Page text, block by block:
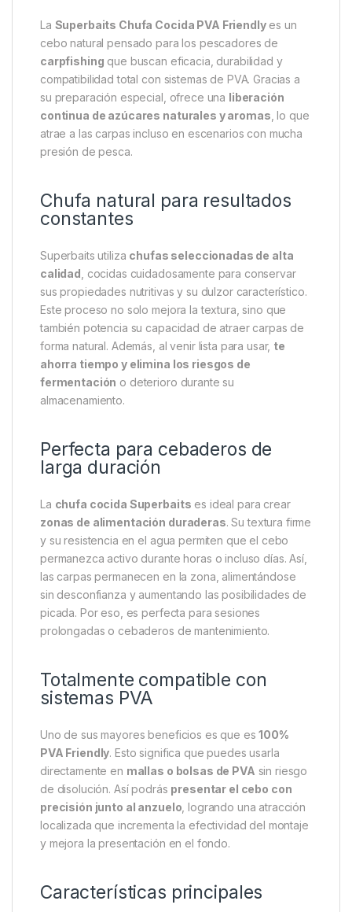
La Superbaits Chufa Cocida PVA Friendlyes un
cebo natural pensado para los pescadores de
carpfishing que buscan eficacia, durabilidad y
compatibilidad total con sistemas de PVA. Gracias a
su preparación especial, ofrece una liberación
continua de azúcares naturales y aromas , lo que
atrae a las carpas incluso en escenarios con mucha
presión de pesca.
Chufa natural para resultados
constantes
Superbaits utiliza chufas seleccionadas de alta
calidad , cocidas cuidadosamente para conservar
sus propiedades nutritivas y su dulzor característico.
Este proceso no solo mejora la textura, sino que
también potencia su capacidad de atraer carpas de
forma natural. Además, al venir lista para usar, te
ahorra tiempo y elimina los riesgos de
fermentación o deterioro durante su
almacenamiento.
Perfecta para cebaderos de
larga duración
La chufa cocida Superbaits es ideal para crear
zonas de alimentación duraderas. Su textura firme
y su resistencia en el agua permiten que el cebo
permanezca activo durante horas o incluso días. Así,
las carpas permanecen en la zona, alimentándose
sin desconfianza y aumentando las posibilidades de
picada. Por eso, es perfecta para sesiones
prolongadas o cebaderos de mantenimiento.
Totalmente compatible con
sistemas PVA
Uno de sus mayores beneficios es que es100%
PVA Friendly. Esto significa que puedes usarla
directamente en mallas o bolsas de PVA sin riesgo
de disolución. Así podrás presentar el cebo con
precisión junto al anzuelo , logrando una atracción
localizada que incrementa la efectividad del montaje
y mejora la presentación en el fondo.
Características principales